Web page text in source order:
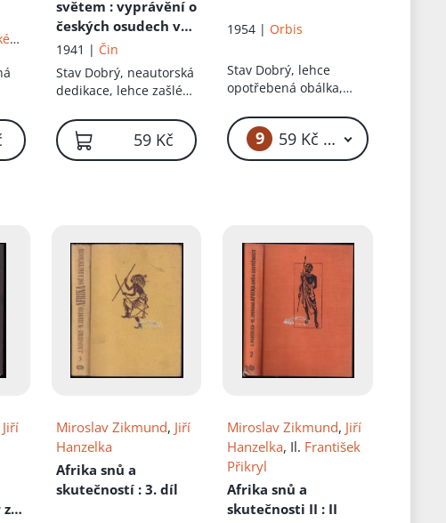
Zdeněk Němeček, A.
Jaroslav Urban
Stanislav Jandík
Jaroslav Havlíček,Jan
Týml
světem : vyprávění o
českých osudech v
širém světě
1941 | Čin
Stav Dobrý, neautorská
dedikace, lehce zašlé
59 Kč
1954 |Orbis
Stav Dobrý, lehce
opotřebená obálka,
obálka, včetně přílohy
9 59 Kč – 4 499 Kč
Jiří
z
Miroslav Zikmund, Jiří
Hanzelka
Afrika snů a
skutečností : 3. díl
Miroslav Zikmund, Jiří
Hanzelka, Il. František
Přikryl
Afrika snů a
skutečnosti II : II